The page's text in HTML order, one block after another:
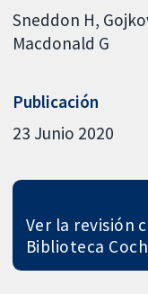
Sneddon H
Macdonald G
Publicación
23 Junio 2020
Ver la revisión
Biblioteca